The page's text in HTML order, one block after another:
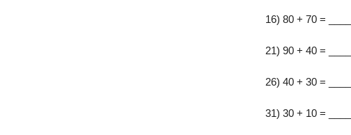
16) 80 + 70 = ____
21) 90 + 40 = ____
26) 40 + 30 = ____
31) 30 + 10 = ____